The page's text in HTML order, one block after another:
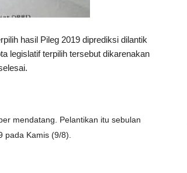
hasil Pileg 2019 diprediksi dilantik
legislatif terpilih tersebut dikarenakan
mendatang. Pelantikan itu sebulan
pada Kamis (9/8).